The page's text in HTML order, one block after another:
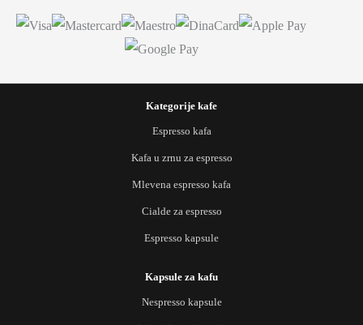
Kategorije kafe
Espresso kafa
Kafa u zrnu za espresso
Mlevena espresso kafa
Cialde za espresso
Espresso kapsule
Kapsule za kafu
Nespresso kapsule